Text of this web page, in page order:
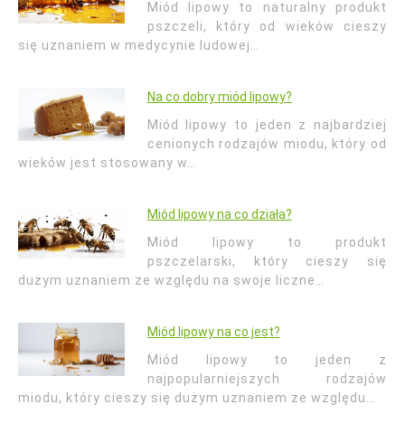
Miód lipowy to naturalny produkt
pszczeli, który od wieków cieszy
się uznaniem w medycynie ludowej…
Na co dobry miód lipowy?
Miód lipowy to jeden z najbardziej
cenionych rodzajów miodu, który od
wieków jest stosowany w…
Miód lipowy na co działa?
Miód lipowy to produkt
pszczelarski, który cieszy się
dużym uznaniem ze względu na swoje liczne…
Miód lipowy na co jest?
Miód lipowy to jeden z
najpopularniejszych rodzajów
miodu, który cieszy się dużym uznaniem ze względu…